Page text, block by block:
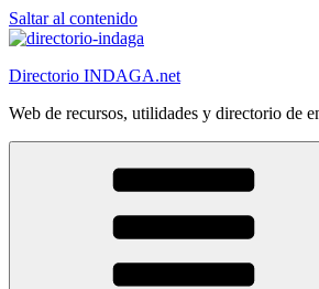
Saltar al contenido
Directorio INDAGA.net
Web de recursos, utilidades y directorio de